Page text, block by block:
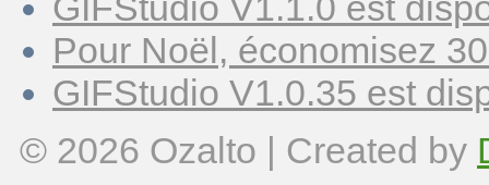
Pour Noël, économisez
GIFStudio V1.0.35 est
© 2026 Ozalto | Created by